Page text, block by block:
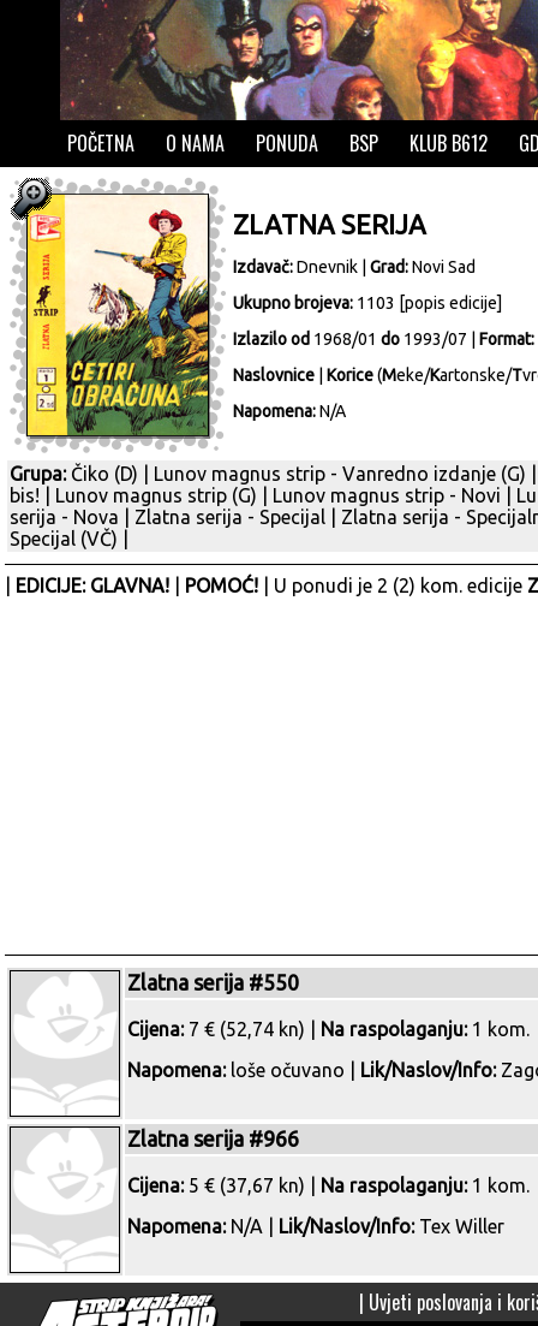
POČETNA O NAMA PONUDA BSP KLUB B612
ZLATNA SERIJA
Izdavač:Dnevnik Grad:Novi Sad
Ukupno brojeva: 1103 [popis edicije]
Izlazilo od 1968/01 do 1993/07 | Format:
Naslovnice
Korice(Meke/Kartonske/T
Napomena:N/A
Grupa: Čiko (D) Lunov magnus strip - Vanredno izdanje (G)
bis!
Lunov magnus strip (G) Lunov magnus strip - Novi
serija - Nova
Zlatna serija - Specijal
Zlatna serija -
Specijal (VČ)
EDICIJE: GLAVNA! POMOĆ! | U ponudi je 2 (2) kom. edicije
Zlatna serija #550
Cijena:7 € (52,74 kn) | Na raspolaganju:1 kom.
Napomena:loše očuvano | Lik/Naslov/Info:
Zlatna serija #966
Cijena:5 € (37,67 kn) | Na raspolaganju:1 kom.
Napomena:N/A | Lik/Naslov/Info:Tex Willer
| Uvjeti poslovanja i